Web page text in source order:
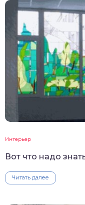
Интерьер
Вот что надо
Читать далее